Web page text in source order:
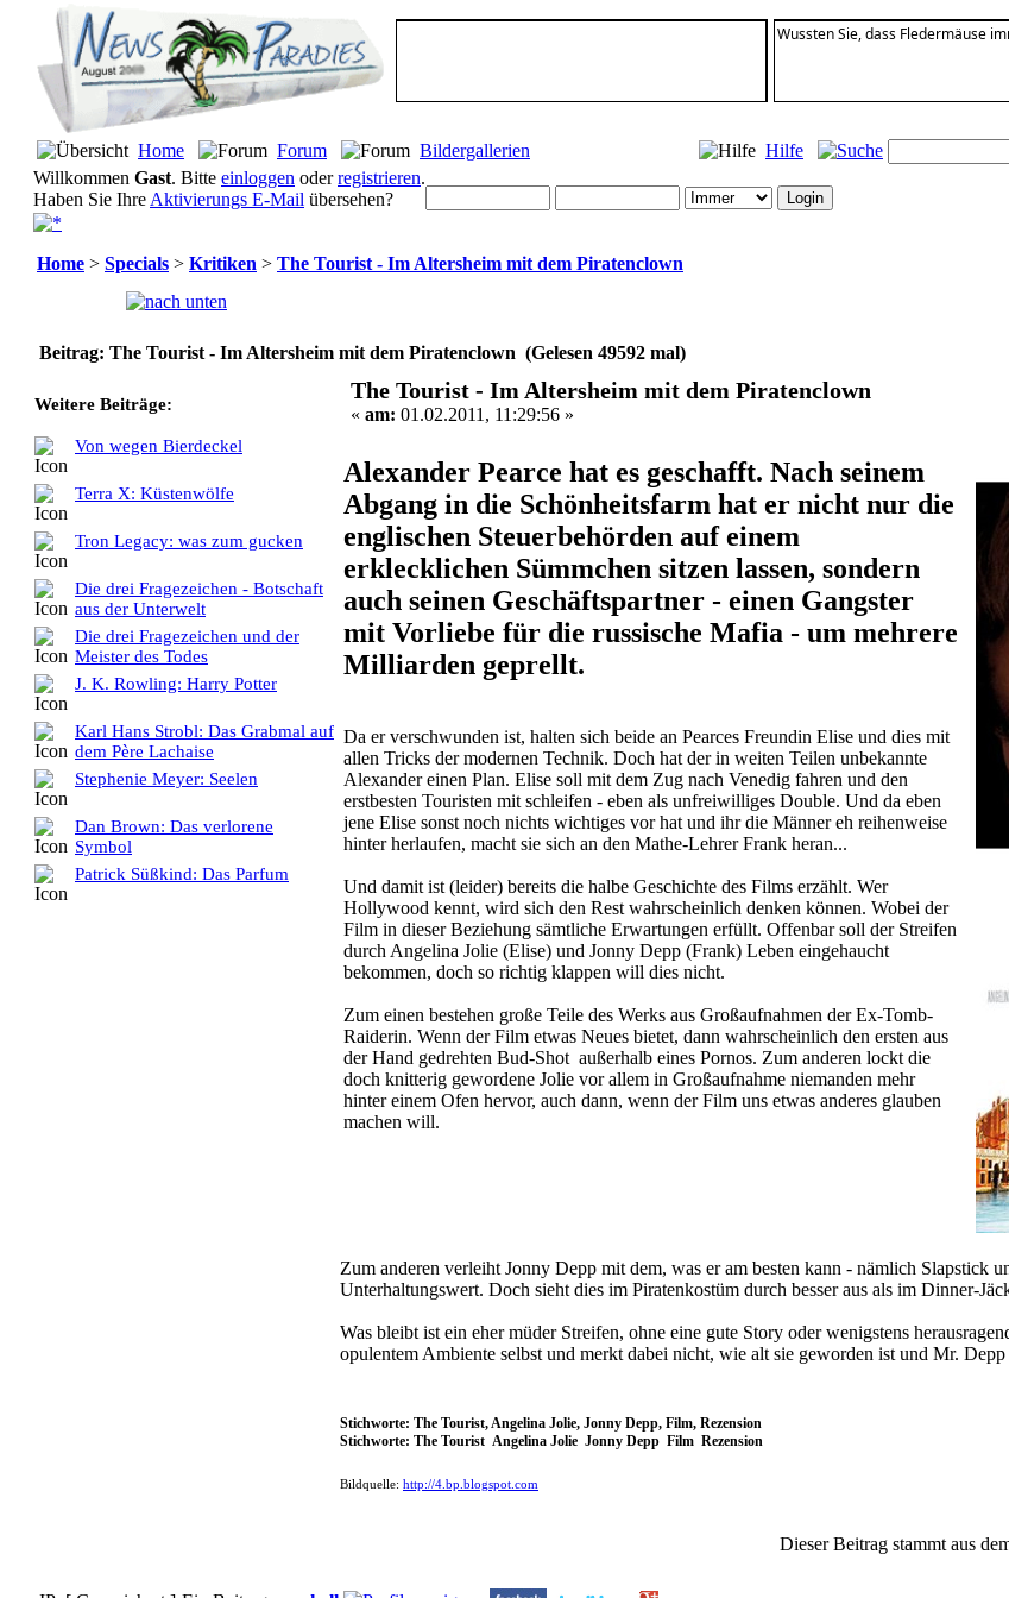
Wussten Sie, dass Fledermäuse
Home Forum Bildergallerien Hilfe
Willkommen Gast. Bitte einloggen oderregistrieren.
Haben Sie Ihre Aktivierungs E-Mail übersehen?
Home > Specials > Kritiken > The Tourist - Im Altersheim mit dem Piratenclown
Beitrag: The Tourist - Im Altersheim mit dem Piratenclown (Gelesen 49592 mal)
Weitere Beiträge:
Von wegen Bierdeckel
Terra X: Küstenwölfe
Tron Legacy: was zum gucken
Die drei Fragezeichen - Botschaft
aus der Unterwelt
Die drei Fragezeichen und der
Meister des Todes
J. K. Rowling: Harry Potter
Karl Hans Strobl: Das Grabmal auf
dem Père Lachaise
Stephenie Meyer: Seelen
Dan Brown: Das verlorene
Symbol
Patrick Süßkind: Das Parfum
The Tourist - Im Altersheim mit dem Piratenclown
« am: 01.02.2011, 11:29:56 »
Alexander Pearce hat es geschafft. Nach seinem
Abgang in die Schönheitsfarm hat er nicht nur die
englischen Steuerbehörden auf einem
erklecklichen Sümmchen sitzen lassen, sondern
auch seinen Geschäftspartner - einen Gangster
mit Vorliebe für die russische Mafia - um mehrere
Milliarden geprellt.
Da er verschwunden ist, halten sich beide an Pearces Freundin Elise und dies mit
allen Tricks der modernen Technik. Doch hat der in weiten Teilen unbekannte
Alexander einen Plan. Elise soll mit dem Zug nach Venedig fahren und den
erstbesten Touristen mit schleifen - eben als unfreiwilliges Double. Und da eben
jene Elise sonst noch nichts wichtiges vor hat und ihr die Männer eh reihenweise
hinter herlaufen, macht sie sich an den Mathe-Lehrer Frank heran...
Und damit ist (leider) bereits die halbe Geschichte des Films erzählt. Wer
Hollywood kennt, wird sich den Rest wahrscheinlich denken können. Wobei der
Film in dieser Beziehung sämtliche Erwartungen erfüllt. Offenbar soll der Streifen
durch Angelina Jolie (Elise) und Jonny Depp (Frank) Leben eingehaucht
bekommen, doch so richtig klappen will dies nicht.
Zum einen bestehen große Teile des Werks aus Großaufnahmen der Ex-Tomb-
Raiderin. Wenn der Film etwas Neues bietet, dann wahrscheinlich den ersten aus
der Hand gedrehten Bud-Shot außerhalb eines Pornos. Zum anderen lockt die
doch knitterig gewordene Jolie vor allem in Großaufnahme niemanden mehr
hinter einem Ofen hervor, auch dann, wenn der Film uns etwas anderes glauben
machen will.
Zum anderen verleiht Jonny Depp mit dem, was er am besten kann - nämlich Slapstick
Unterhaltungswert. Doch sieht dies im Piratenkostüm durch besser aus als im Dinner-
Was bleibt ist ein eher müder Streifen, ohne eine gute Story oder wenigstens
opulentem Ambiente selbst und merkt dabei nicht, wie alt sie geworden ist und Mr.
Stichworte: The Tourist, Angelina Jolie, Jonny Depp, Film, Rezension
Stichworte: The Tourist Angelina Jolie Jonny Depp Film Rezension
Bildquelle: http://4.bp.blogspot.com
Dieser Beitrag stammt aus